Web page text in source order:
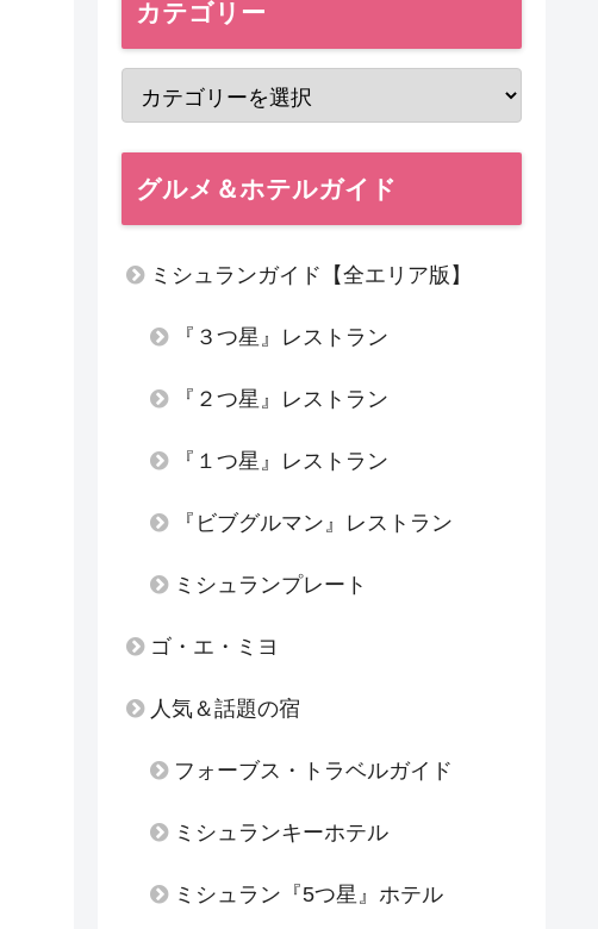
カテゴリー
グルメ＆ホテルガイド
ミシュランガイド【全エリア版】
『３つ星』レストラン
『２つ星』レストラン
『１つ星』レストラン
『ビブグルマン』レストラン
ミシュランプレート
ゴ・エ・ミヨ
人気＆話題の宿
フォーブス・トラベルガイド
ミシュランキーホテル
ミシュラン『5つ星』ホテル